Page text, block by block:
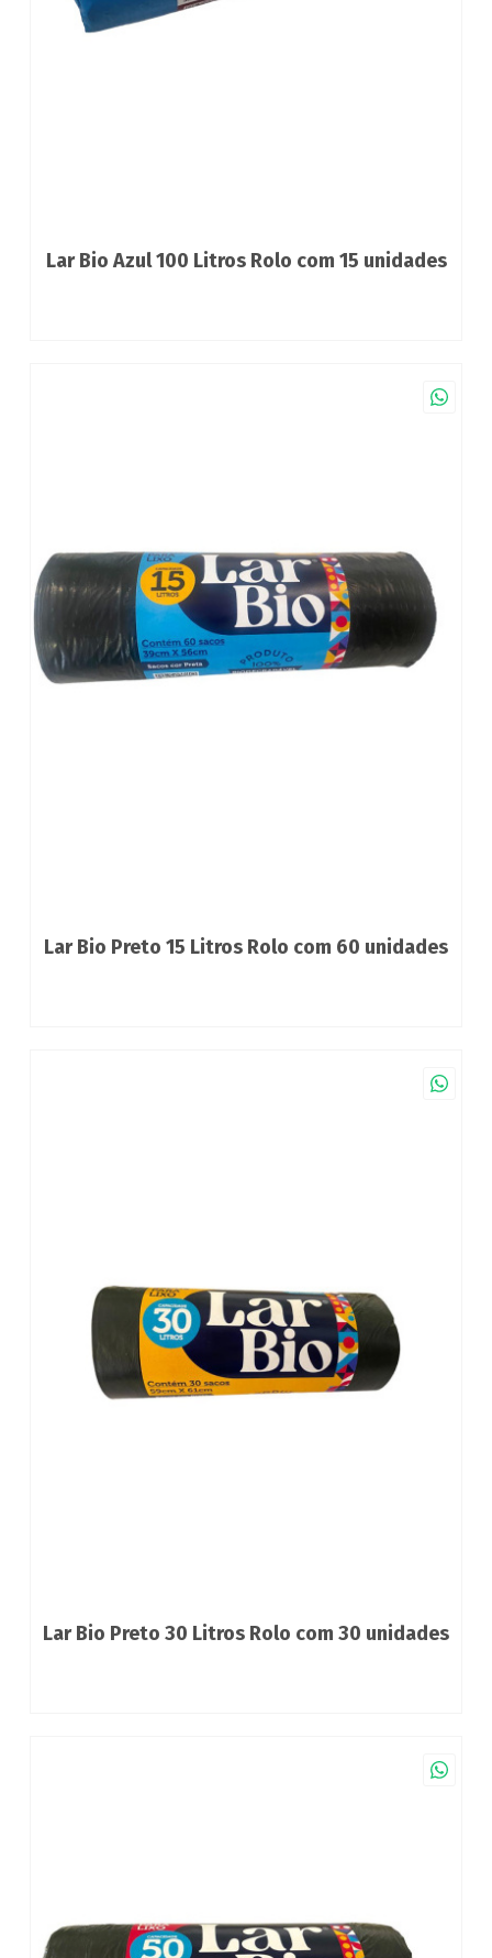
Lar Bio Azul 100 Litros Rolo com 15 unidades
Lar Bio Preto 15 Litros Rolo com 60 unidades
Lar Bio Preto 30 Litros Rolo com 30 unidades